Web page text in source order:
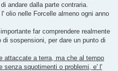
andare dalla parte contraria.
olio nelle Forcelle almeno ogni anno
far comprendere realmente
sospensioni, per dare un punto di
attaccate a terra, ma che al tempo
senza squotimenti o problemi, e' l'